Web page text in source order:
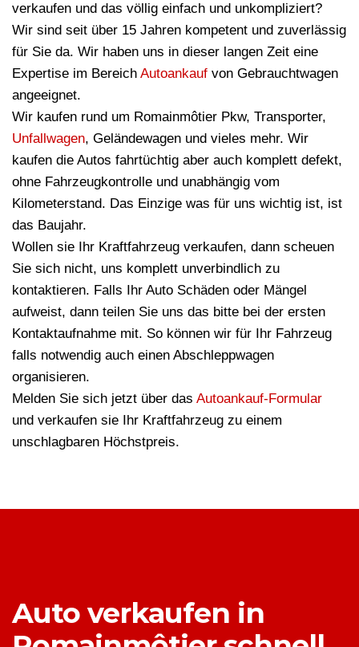
verkaufen und das völlig einfach und unkompliziert?
Wir sind seit über 15 Jahren kompetent und zuverlässig
für Sie da. Wir haben uns in dieser langen Zeit eine
Expertise im Bereich Autoankauf von Gebrauchtwagen
angeeignet.
Wir kaufen rund um Romainmôtier Pkw, Transporter,
Unfallwagen, Geländewagen und vieles mehr. Wir
kaufen die Autos fahrtüchtig aber auch komplett defekt,
ohne Fahrzeugkontrolle und unabhängig vom
Kilometerstand. Das Einzige was für uns wichtig ist, ist
das Baujahr.
Wollen sie Ihr Kraftfahrzeug verkaufen, dann scheuen
Sie sich nicht, uns komplett unverbindlich zu
kontaktieren. Falls Ihr Auto Schäden oder Mängel
aufweist, dann teilen Sie uns das bitte bei der ersten
Kontaktaufnahme mit. So können wir für Ihr Fahrzeug
falls notwendig auch einen Abschleppwagen
organisieren.
Melden Sie sich jetzt über das Autoankauf-Formular
und verkaufen sie Ihr Kraftfahrzeug zu einem
unschlagbaren Höchstpreis.
Auto verkaufen in